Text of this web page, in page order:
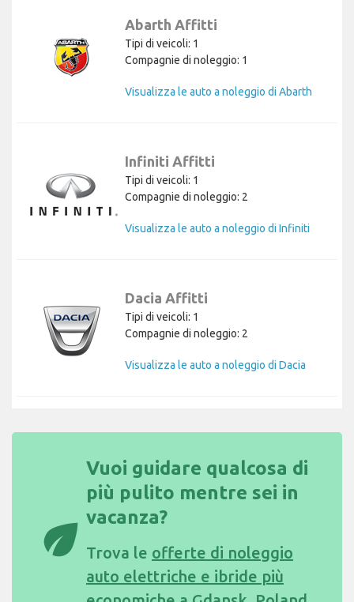
Abarth Affitti
Tipi di veicoli: 1
Compagnie di noleggio: 1
Visualizza le auto a noleggio di Abarth
Infiniti Affitti
Tipi di veicoli: 1
Compagnie di noleggio: 2
Visualizza le auto a noleggio di Infiniti
Dacia Affitti
Tipi di veicoli: 1
Compagnie di noleggio: 2
Visualizza le auto a noleggio di Dacia
eco
Vuoi guidare qualcosa di
più pulito mentre sei in
vacanza?
Trova le offerte di noleggio
auto elettriche e ibride più